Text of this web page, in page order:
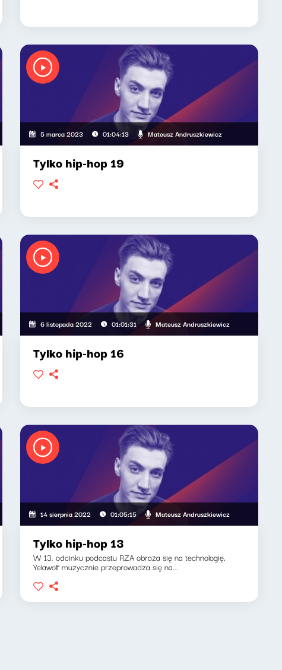
5 marca 2023 01:04:13 Mateusz Andruszkiewicz
Tylko hip-hop 19
6 listopada 2022 01:01:31 Mateusz Andruszkiewicz
Tylko hip-hop 16
14 sierpnia 2022 01:05:15 Mateusz Andruszkiewicz
Tylko hip-hop 13
W 13. odcinku podcastu RZA obraża się na technologię,
Yelawolf muzycznie przeprowadza się na...